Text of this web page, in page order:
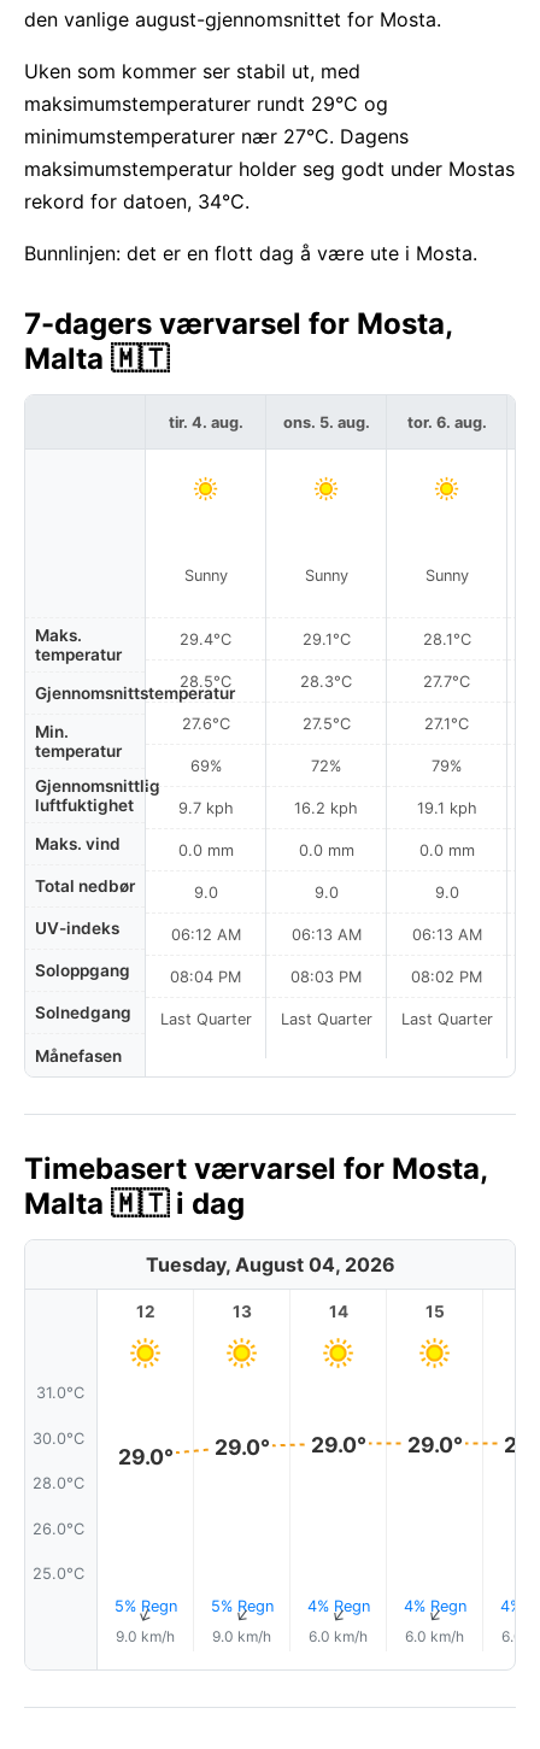
den vanlige august-gjennomsnittet for Mosta.
Uken som kommer ser stabil ut, med
maksimumstemperaturer rundt 29°C og
minimumstemperaturer nær 27°C. Dagens
maksimumstemperatur holder seg godt under Mostas
rekord for datoen, 34°C.
Bunnlinjen: det er en flott dag å være ute i Mosta.
7-dagers værvarsel for Mosta,
Malta 🇲🇹
Maks.
temperatur
Gjennomsnittstemperatur
Min.
temperatur
Gjennomsnittlig
luftfuktighet
Maks. vind
Total nedbør
UV-indeks
Soloppgang
Solnedgang
Månefasen
tir. 4. aug.
Sunny
29.4°C
28.5°C
27.6°C
69%
9.7 kph
0.0 mm
9.0
06:12 AM
08:04 PM
Last Quarter
ons. 5. aug.
Sunny
29.1°C
28.3°C
27.5°C
72%
16.2 kph
0.0 mm
9.0
06:13 AM
08:03 PM
Last Quarter
tor. 6. aug.
Sunny
28.1°C
27.7°C
27.1°C
79%
19.1 kph
0.0 mm
9.0
06:13 AM
08:02 PM
Last Quarter
Timebasert værvarsel for Mosta,
Malta 🇲🇹 i dag
Tuesday, August 04, 2026
31.0°C
30.0°C
28.0°C
26.0°C
25.0°C
12
29.0°
5% Regn
↑
9.0 km/h
13
29.0°
5% Regn
↑
9.0 km/h
14
29.0°
4% Regn
↑
6.0 km/h
15
29.0°
4% Regn
↑
6.0 km/h
4%
6.0